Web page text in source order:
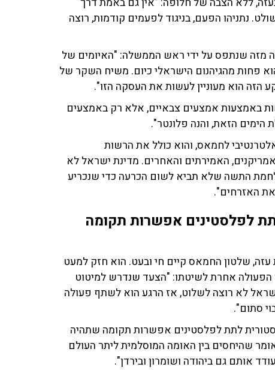
נתניהו הפעם, בניגוד לפעמים קודמות, רוצה
מזה שנתפס על ידי ראש הממשלה: "האיומים של
פחות מהגיהנום הישראלי כיום. משיח השקר של
הזה הוא מעוניין לעשות את העסקה הזו".
באמצעות אמצעים צבאיים, אלא רק באמצעים
הימים הזאת, והנה פלונטר".
לחמאס, והוא כולל את הרשות
האמירתים והאחרים. מדינת ישראל לא
התשה שלא תביא לשום הכרעה כדי שנכריע
האזרחים".
לפלסטינים אפשרות תקומה
שלטון החמאס קיים חי ובעט. הוא חזק למעט
הפעולה אחרת לשיטתו: "הצעד שנדרש למיטוט
לא רוצה לשלוט, אז הרגע הוא לשתף פעולה
סתום".
לתת לפלסטינים אפשרות תקומה שתהיה
שהיחסים בין האומה המוסלמית ליתר העולם
אותם גם ביהודה ושומרון ובירדן".